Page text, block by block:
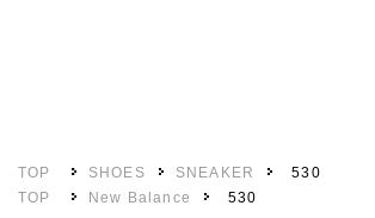
TOP SHOES SNEAKER
530
TOP
New Balance 530